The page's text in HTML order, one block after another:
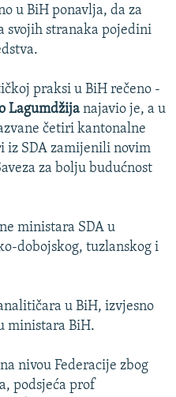
u BiH ponavlja, da za
svojih stranaka pojedini
praksi u BiH rečeno -
Lagumdžija najavio je, a u
četiri kantonalne
iz SDA zamijenili novim
za bolju budućnost
ministara SDA u
dobojskog, tuzlanskog i
u BiH, izvjesno
ministara BiH.
nivou Federacije zbog
podsjeća prof